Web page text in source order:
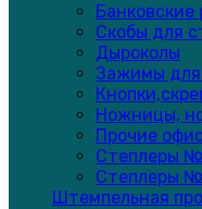
Банковские
Скобы для
Дыроколы
Зажимы для
Ножницы,
Прочие
Степлеры
Степлеры
Штемпельная